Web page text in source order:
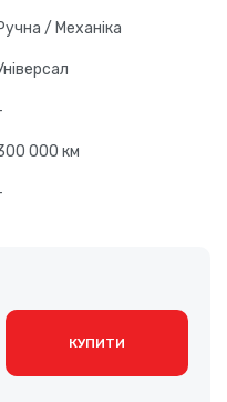
/ Механіка
000 км
КУПИТИ